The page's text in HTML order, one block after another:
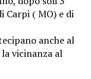
Carpi ( MO) e di
anche al
vicinanza al